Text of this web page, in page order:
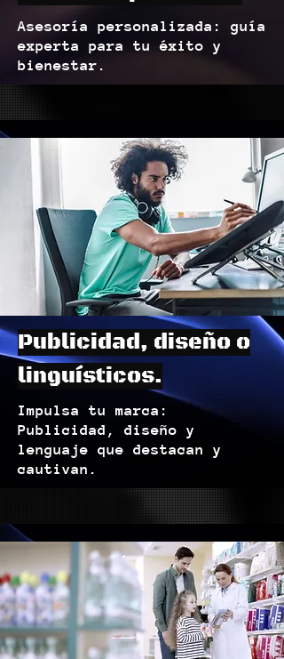
Asesoría personalizada: guía
experta para tu éxito y
bienestar.
Publicidad, diseño o
linguísticos.
Impulsa tu marca:
Publicidad, diseño y
lenguaje que destacan y
cautivan.